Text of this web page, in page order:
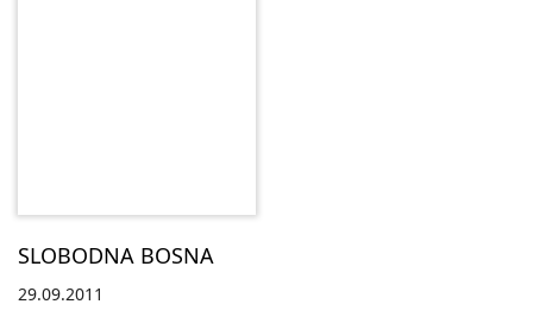
SLOBODNA BOSNA
29.09.2011